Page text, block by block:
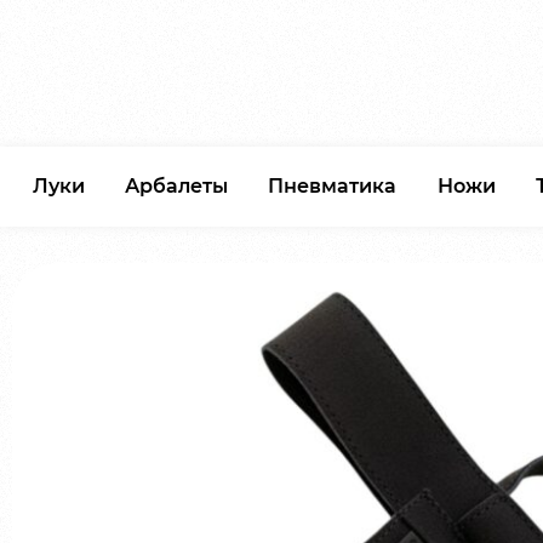
Луки Арбалеты Пневматика Ножи